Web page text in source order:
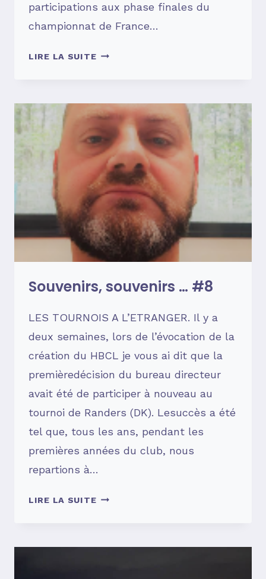
participations aux phase finales du
championnat de France…
LIRE LA SUITESOUVENIRS,
Souvenirs, souvenirs … #8
LES TOURNOIS A L’ETRANGER. Il y a
deux semaines, lors de l’évocation de la
création du HBCL je vous ai dit que la
premièredécision du bureau directeur
avait été de participer à nouveau au
tournoi de Randers (DK). Lesuccès a été
tel que, tous les ans, pendant les
premières années du club, nous
repartions à…
LIRE LA SUITESOUVENIRS,